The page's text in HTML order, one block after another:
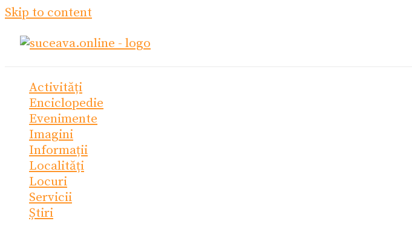
Skip to content
Activități
Enciclopedie
Evenimente
Imagini
Informații
Localități
Locuri
Servicii
Știri